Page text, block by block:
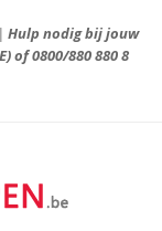
Hulp nodig bij jouw
of0800/880 880 8